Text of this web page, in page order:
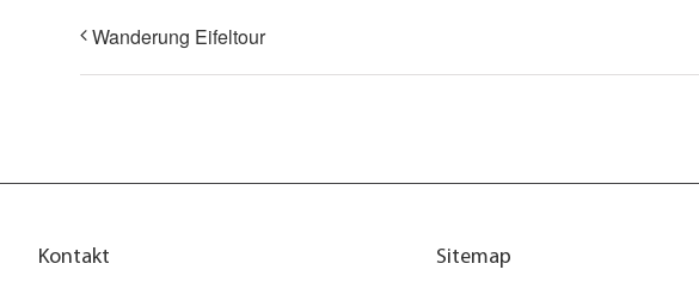
Wanderung Eifeltour
Kontakt Sitemap